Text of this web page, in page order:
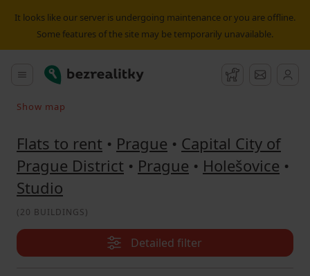
It looks like our server is undergoing maintenance or you are offline.
Some features of the site may be temporarily unavailable.
Main menu
Bezrealitky Watchdog
Search on the map
Show map
Flats to rent • Prague • Capital City of
Prague District • Prague • Holešovice •
Studio
(20 BUILDINGS)
Detailed filter